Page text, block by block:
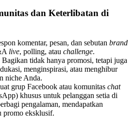
dan Keterlibatan di
komentar, pesan, dan sebutan brand
live, polling, atau challenge.
Bagikan tidak hanya promosi, tetapi juga
menginspirasi, atau menghibur
niche Anda.
grup Facebook atau komunitas chat
khusus untuk pelanggan setia di
pengalaman, mendapatkan
promo eksklusif.